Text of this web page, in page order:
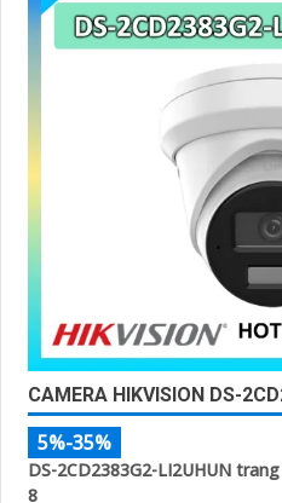
CAMERA HIKVISION DS-
5%-35%
DS-2CD2383G2-LI2UHUN
8